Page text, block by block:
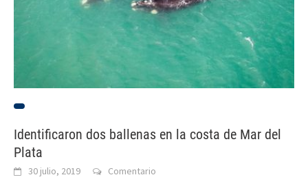
Identificaron dos ballenas en la costa de Mar del
Plata
30 julio, 2019 Comentario